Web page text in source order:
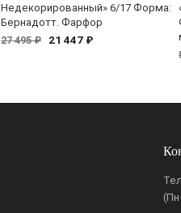
Недекорированный» 6/17 Форма:
Бернадотт. Фарфор
27 495 ₽
21 447 ₽